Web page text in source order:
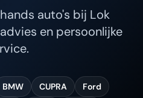
auto's bij Lok
en persoonlijke
BMW CUPRA
Ford